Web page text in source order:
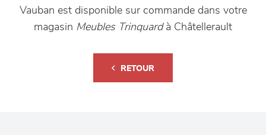
Vauban est disponible sur commande dans votre
magasin Meubles Trinquard à Châtellerault
RETOUR